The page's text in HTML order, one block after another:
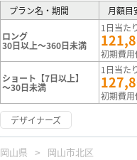
プラン名・期間 月額目
ロング
30日以上～360日未満
1日当た
初期費
ショート【7日以上】
～30日未満
1日当た
初期費
デザイナーズ
岡山県 岡山市北区